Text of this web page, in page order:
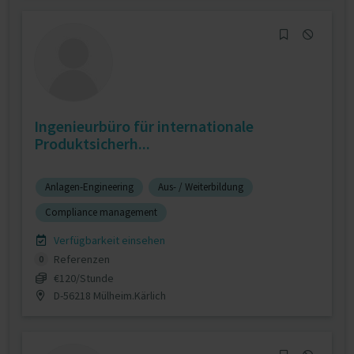
Ingenieurbüro für internationale
Produktsicherh...
Anlagen-Engineering
Aus- / Weiterbildung
Compliance management
Verfügbarkeit einsehen
0
Referenzen
€120/Stunde
D-56218 Mülheim.Kärlich